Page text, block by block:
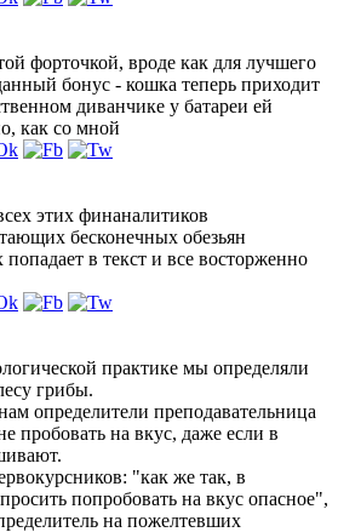
форточкой, вроде как для лучшего
бонус - кошка теперь приходит
диванчике у батареи ей
как со мной
этих финаналитиков
бесконечных обезьян
в текст и все восторженно
практике мы определяли
грибы.
определители преподавательница
пробовать на вкус, даже если в
"как же так, в
попробовать на вкус опасное",
на пожелтевших